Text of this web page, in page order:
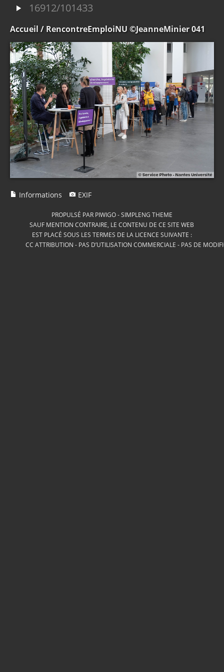
16912/101433
Accueil / RencontreEmploiNU ©JeanneMinier 041
Informations EXIF
PROPULSÉ PAR PIWIGO-SIMPLENG THEME
SAUF MENTION CONTRAIRE, LE CONTENU DE CE SITE WEB
EST PLACÉ SOUS LES TERMES DE LA LICENCE SUIVANTE :
CC ATTRIBUTION - PAS D’UTILISATION COMMERCIALE - PAS DE